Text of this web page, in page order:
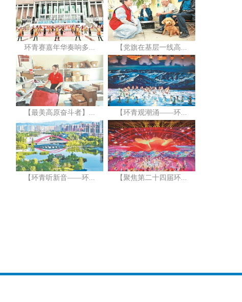
环青赛嘉年华奏响多... 【党旗在基层一线高...
【最美高原奋斗者】... 【环青观潮涌——环...
【环青听新音——环... 【聚焦第二十四届环...